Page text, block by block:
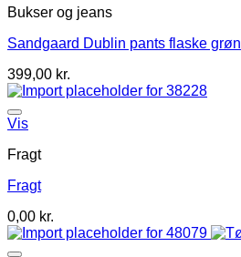
Bukser og jeans
Sandgaard Dublin pants flaske grøn
399,00 kr.
Vis
Fragt
Fragt
0,00 kr.